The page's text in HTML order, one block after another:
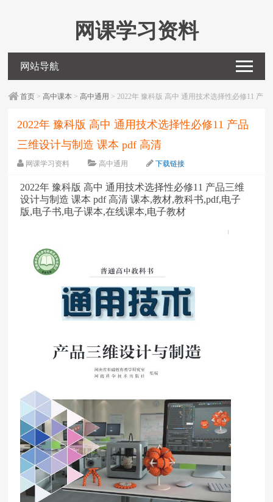
网课学习资料
网站导航
首页 >高中课本 >高中通用 > 2022年 豫科版 高中 通用技术选择性必修11 产
2022年 豫科版 高中 通用技术选择性必修11 产品
三维设计与制造 课本 pdf 高清
网课学习资料 高中通用
下载链接
2022年 豫科版 高中 通用技术选择性必修11 产品三维
设计与制造 课本 pdf 高清 课本,教材,教科书,pdf,电子
版,电子书,电子课本,在线课本,电子教材